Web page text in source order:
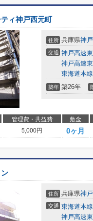
ィ神戸西元町
住所 兵庫県神
交通 神戸高速
神戸高速
東海道本線
築年 築26年
管理費・共益費 敷金
5,000円 0ヶ月
住所 兵庫県神
交通 東海道本線
神戸高速